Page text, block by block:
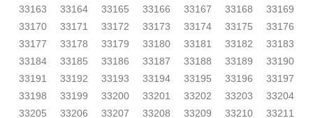
33163
33164 33165 33166 33167 33168
33169
33170
33171 33172 33173 33174 33175
33176
33177
33178 33179 33180 33181 33182
33183
33184
33185 33186 33187 33188 33189
33190
33191
33192 33193 33194 33195 33196
33197
33198
33199 33200 33201 33202 33203
33204
33205
33206 33207 33208 33209 33210
33211